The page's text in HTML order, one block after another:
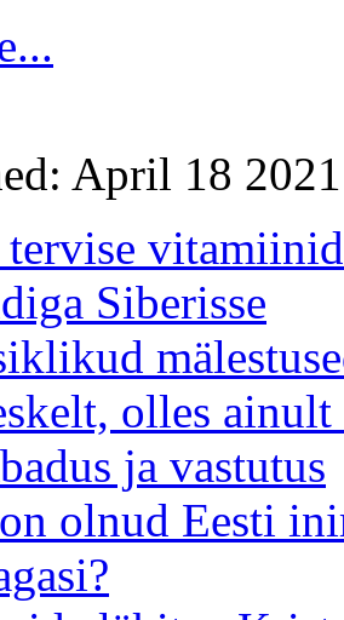
April 18 2021
tervise vitamiinid
Siberisse
olles ainult
ja vastutus
olnud Eesti